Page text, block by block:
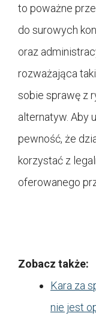
to poważne
do surowych
oraz
rozważająca
sobie sprawę z
alternatyw. Aby
pewność, że
korzystać z
oferowanego
Zobacz także:
Kara za
nie jest